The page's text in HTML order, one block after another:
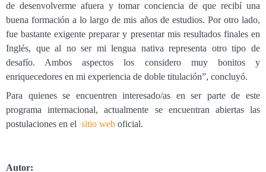
de desenvolverme afuera y tomar conciencia de que recibí una
buena formación a lo largo de mis años de estudios. Por otro lado,
fue bastante exigente preparar y presentar mis resultados finales en
Inglés, que al no ser mi lengua nativa representa otro tipo de
desafío. Ambos aspectos los considero muy bonitos y
enriquecedores en mi experiencia de doble titulación”, concluyó.
Para quienes se encuentren interesado/as en ser parte de este
programa internacional, actualmente se encuentran abiertas las
postulaciones en el sitio web oficial.
Autor: